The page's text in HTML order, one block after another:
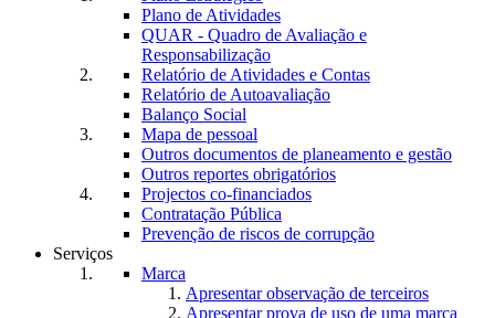
Plano de Atividades
QUAR - Quadro de Avaliação e
Responsabilização
Relatório de Atividades e Contas
Relatório de Autoavaliação
Balanço Social
Mapa de pessoal
Outros documentos de planeamento e gestão
Outros reportes obrigatórios
Projectos co-financiados
Contratação Pública
Prevenção de riscos de corrupção
Serviços
Marca
Apresentar observação de terceiros
Apresentar prova de uso de uma marca